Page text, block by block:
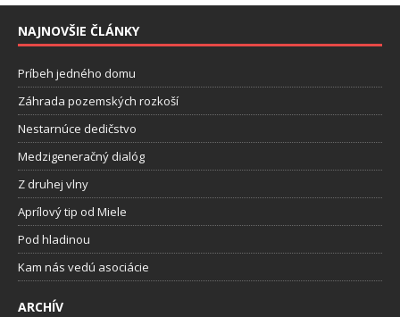
NAJNOVŠIE ČLÁNKY
Príbeh jedného domu
Záhrada pozemských rozkoší
Nestarnúce dedičstvo
Medzigeneračný dialóg
Z druhej vlny
Aprílový tip od Miele
Pod hladinou
Kam nás vedú asociácie
ARCHÍV